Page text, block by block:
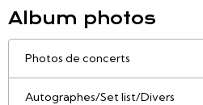
Album photos
Photos de concerts
Autographes/Set list/Divers